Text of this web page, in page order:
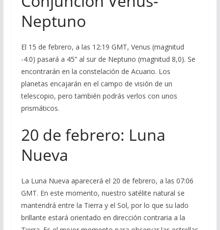
Neptuno
El 15 de febrero, a las 12:19 GMT, Venus (magnitud
-4.0) pasará a 45” al sur de Neptuno (magnitud 8,0). Se
encontrarán en la constelación de Acuario. Los
planetas encajarán en el campo de visión de un
telescopio, pero también podrás verlos con unos
prismáticos.
20 de febrero: Luna
Nueva
La Luna Nueva aparecerá el 20 de febrero, a las 07:06
GMT. En este momento, nuestro satélite natural se
mantendrá entre la Tierra y el Sol, por lo que su lado
brillante estará orientado en dirección contraria a la